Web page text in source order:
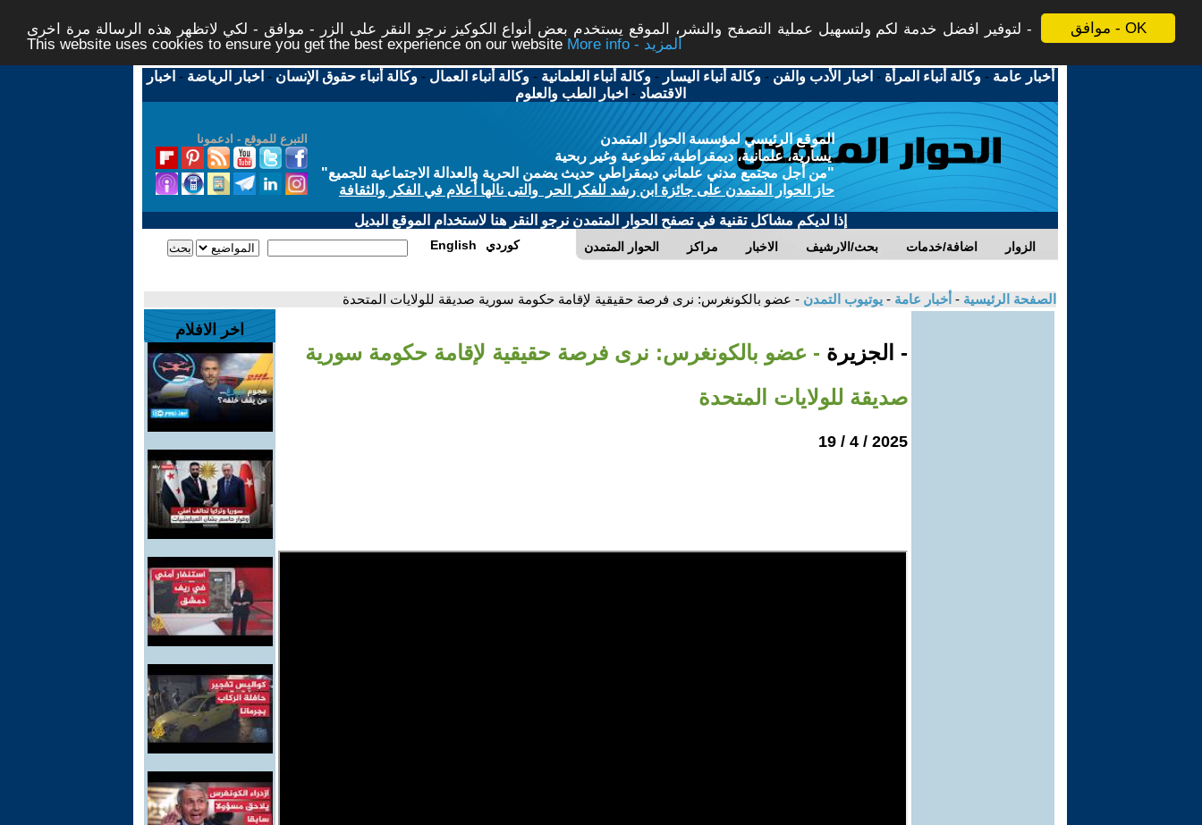
موافق - OK
لتوفير افضل خدمة لكم ولتسهيل عملية التصفح والنشر، الموقع يستخدم بعض أنواع الكوكيز نرجو النقر على الزر - موافق - لكي لاتظهر هذه الرسالة مرة اخرى -
This website uses cookies to ensure you get the best experience on our website
More info - المزيد
أخبار عامة -وكالة أنباء المرأة - اخبار الأدب والفن -وكالة أنباء اليسار -وكالة أنباء العلمانية -وكالة أنباء العمال -وكالة أنباء حقوق الإنسان - اخبار الرياضة - اخبار
الاقتصاد - اخبار الطب والعلوم
التبرع للموقع - ادعمونا
الموقع الرئيسي لمؤسسة الحوار المتمدن
يسارية، علمانية، ديمقراطية، تطوعية وغير ربحية
"من أجل مجتمع مدني علماني ديمقراطي حديث يضمن الحرية والعدالة الاجتماعية للجميع"
حاز الحوار المتمدن على جائزة ابن رشد للفكر الحر والتى نالها أعلام في الفكر والثقافة
إذا لديكم مشاكل تقنية في تصفح الحوار المتمدن نرجو النقر هنا لاستخدام الموقع البديل
الحوار المتمدن مراكز الاخبار بحث/الارشيف اضافة/خدمات الزوار English كوردي
الصفحة الرئيسية - أخبار عامة - يوتيوب التمدن - عضو بالكونغرس: نرى فرصة حقيقية لإقامة حكومة سورية صديقة للولايات المتحدة
- الجزيرة - عضو بالكونغرس: نرى فرصة حقيقية لإقامة حكومة سورية
صديقة للولايات المتحدة
2025 / 4 / 19
اخر الافلام